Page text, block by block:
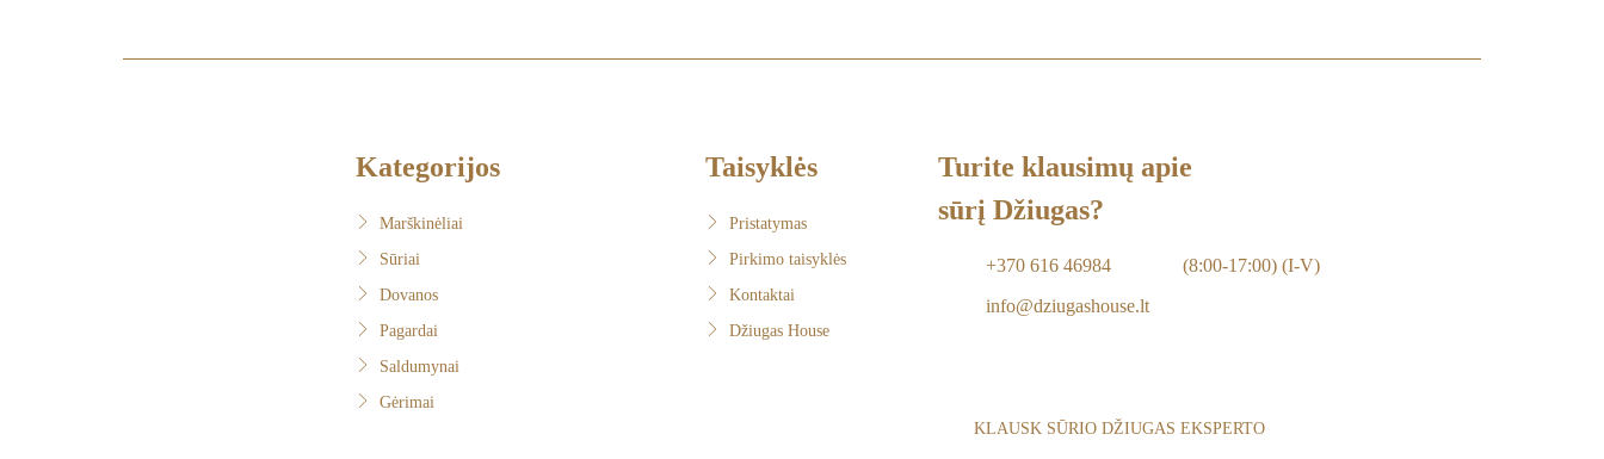
Kategorijos
Marškinėliai
Sūriai
Dovanos
Pagardai
Saldumynai
Gėrimai
Taisyklės
Pristatymas
Pirkimo taisyklės
Kontaktai
Džiugas House
Turite klausimų apie
sūrį Džiugas?
+370 616 46984
(8:00-17:00) (I-V)
info@dziugashouse.lt
KLAUSK SŪRIO DŽIUGAS EKSPERTO